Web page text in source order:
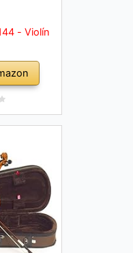
- Violín